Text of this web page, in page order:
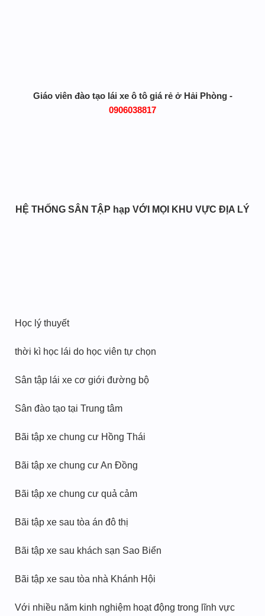
Giáo viên đào tạo lái xe ô tô giá rẻ ở Hải Phòng -
0906038817
HỆ THỐNG SÂN TẬP hạp VỚI MỌI KHU VỰC ĐỊA LÝ
Học lý thuyết
thời kì học lái do học viên tự chọn
Sân tập lái xe cơ giới đường bộ
Sân đào tạo tại Trung tâm
Bãi tập xe chung cư Hồng Thái
Bãi tập xe chung cư An Đồng
Bãi tập xe chung cư quả cảm
Bãi tập xe sau tòa án đô thị
Bãi tập xe sau khách sạn Sao Biển
Bãi tập xe sau tòa nhà Khánh Hội
Với nhiều năm kinh nghiệm hoạt động trong lĩnh vực